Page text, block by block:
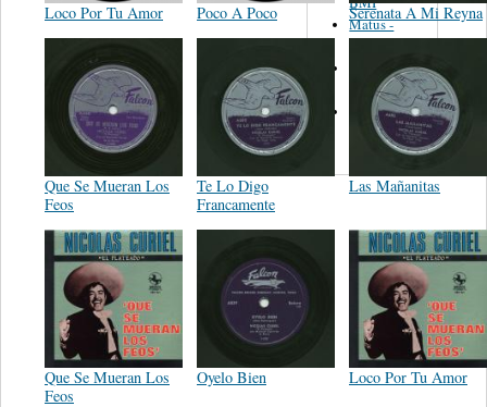
Loco Por Tu Amor Poco A Poco Serenata A Mi Reyna
Que Se Mueran Los
Feos
Te Lo Digo
Francamente
Las Mañanitas
Que Se Mueran Los
Feos
Oyelo Bien Loco Por Tu Amor
Matus -
Carleton -
Dixon
Abreu -
Oliverira